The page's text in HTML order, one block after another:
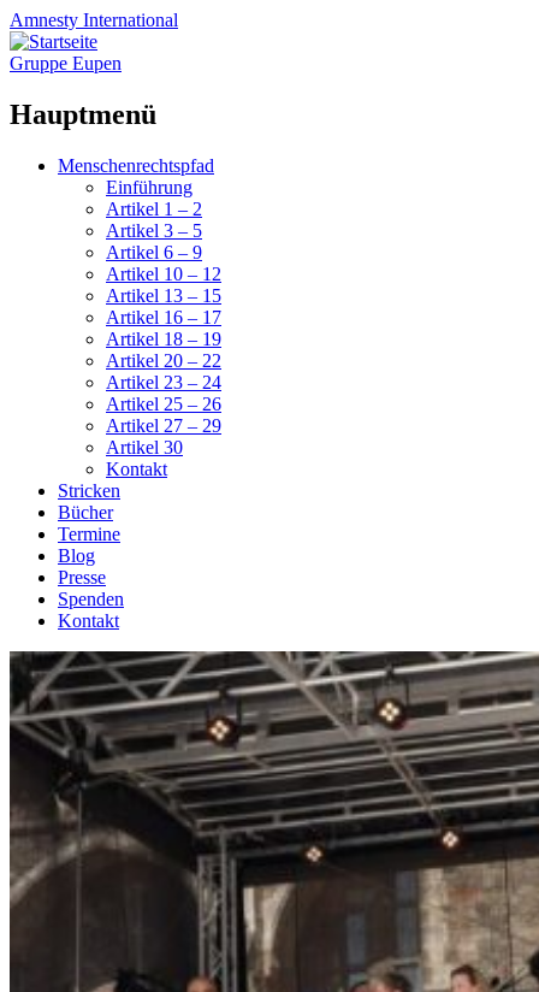
Amnesty International
Gruppe Eupen
Hauptmenü
Zum
Menschenrechtspfad
Einführung
Artikel 1 – 2
Artikel 3 – 5
Artikel 6 – 9
Artikel 10 – 12
Artikel 13 – 15
Artikel 16 – 17
Artikel 18 – 19
Artikel 20 – 22
Artikel 23 – 24
Artikel 25 – 26
Artikel 27 – 29
Artikel 30
Kontakt
Stricken
Bücher
Termine
Blog
Presse
Spenden
Kontakt